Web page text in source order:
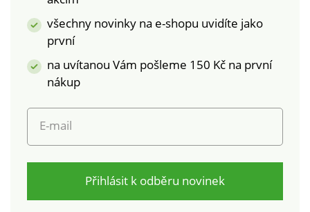
všechny novinky na e-shopu uvidíte jako
první
na uvítanou Vám pošleme 150 Kč na první
nákup
E-mail
Přihlásit k odběru novinek